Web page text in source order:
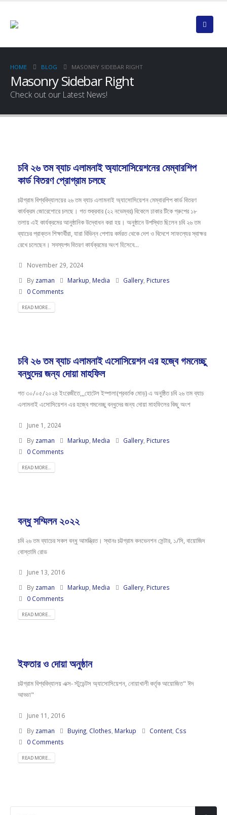
HOME BLOG MASONRY SIDEBAR RIGHT
Masonry Sidebar Right
Check out our Latest News!
চবি ২৬ তম ব্যাচ এলামনাই অ্যাসোসিয়েশনের মেম্বারশিপ
কার্ড বিতরণ প্রোগ্রাম চলছে
চট্টগ্রাম বিশ্ববিদ্যালয়ের ২৬ তম ব্যাচ এলামনাই অ্যাসোসিয়েশন মেম্বারশিপ কার্ড বিতরণ
কার্যক্রম জোরেশোরে চলছে। গত শুক্রবার (২২ নভেম্বর) বিকেলে ঢাকার টিকে গ্রুপের ১৮
তলায় এই কার্যক্রমের আনুষ্ঠানিক উদ্বোধন করা হয়। অনুষ্ঠানে উপস্থিত ছিলেন চবি ২৬ তম
ব্যাচের প্রাক্তন শিক্ষার্থীরা, যারা বিভিন্ন পেশায় কর্মরত থেকে দেশ ও বিদেশে সাফল্যের স্বাক্ষর
রেখে চলেছেন। সদস্যপদ বিতরণ কার্যক্রমের অংশ হিসেবে...
November 29, 2024
By zaman Markup, Media Gallery, Pictures
0 Comments
READ MORE...
চবি ২৬ তম ব্যাচ এলামনাই এসোসিয়েশন এর হজ্বে গমনেচ্ছু
বন্ধুদের জন্য দোয়া মাহফিল
গত ৩০/০৫/২০২৪ ইংরেজীতে,,,হোটেল ইম্পালা(প্রবর্তক মোড়) এ অনুষ্ঠিত চবি ২৬ তম ব্যাচ
এলামনাই এসোসিয়েশন এর হজ্বে গমনেচ্ছু বন্ধুদের জন্য দোয়া মাহফিলের কিছু অংশ
June 1, 2024
By zaman Markup Media Gallery Pictures
0 Comments
READ MORE...
বন্ধু সম্মিলন ২০২২
চবি ২৬ তম ব্যাচের সকল বন্ধু আমন্ত্রিত। স্থানঃ চট্টগ্রাম কনভেনশন সেন্টার, ১/সি, বায়োজিদ
বোস্তামি রোড
June 13, 2016
By zaman Markup Media Gallery Pictures
0 Comments
READ MORE...
ইফতার ও দোয়া অনুষ্ঠান
চট্টগ্রাম বিশ্ববিদ্যালয় এক্স- স্টুডেন্টস অ্যাসোসিয়েশন, নোয়াখালী কর্তৃক আয়োজিত" ঈদ
আড্ডা"
June 11, 2016
By zaman Buying Clothes Markup Content Css
0 Comments
READ MORE...